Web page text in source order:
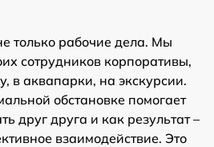
только рабочие дела. Мы
сотрудников корпоративы,
в аквапарки, на экскурсии.
обстановке помогает
друг друга и как результат –
взаимодействие. Это